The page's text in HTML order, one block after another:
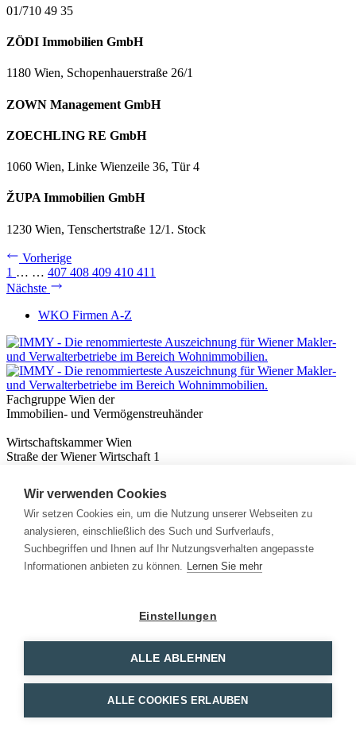
01/710 49 35
ZÖDI Immobilien GmbH
1180 Wien, Schopenhauerstraße 26/1
ZOWN Management GmbH
ZOECHLING RE GmbH
1060 Wien, Linke Wienzeile 36, Tür 4
ŽUPA Immobilien GmbH
1230 Wien, Tenschertstraße 12/1. Stock
Vorherige
1 … … 407 408 409 410 411
Nächste
WKO Firmen A-Z
Fachgruppe Wien der
Immobilien- und Vermögenstreuhänder
Wirtschaftskammer Wien
Straße der Wiener Wirtschaft 1
Nützliches
Immobilienwissen
Formulare & Rechner
Expert:innen
Info
Wir verwenden Cookies
Wir setzen Cookies ein, um die Nutzung unserer Webseiten zu
analysieren, einschließlich des Such und Surfverlaufs,
Suchbegriffen und Ihnen auf Ihr Nutzungsverhalten angepasste
Informationen anbieten zu können. Lernen Sie mehr
Einstellungen
ALLE ABLEHNEN
ALLE COOKIES ERLAUBEN